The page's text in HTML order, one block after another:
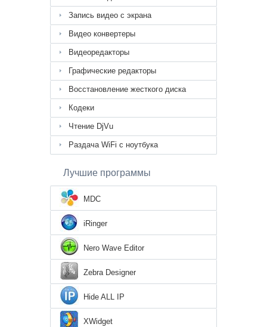
Запись видео с экрана
Видео конвертеры
Видеоредакторы
Графические редакторы
Восстановление жесткого диска
Кодеки
Чтение DjVu
Раздача WiFi с ноутбука
Лучшие программы
MDC
iRinger
Nero Wave Editor
Zebra Designer
Hide ALL IP
XWidget